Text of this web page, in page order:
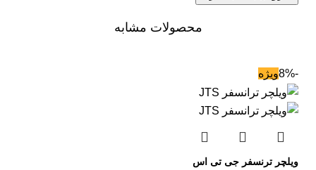
محصولات مشابه
-8% ویژه
ویلچر ترنسفر جی تی اس